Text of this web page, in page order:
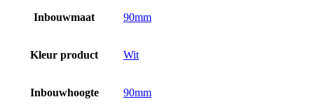
Inbouwmaat 90mm
Kleur product Wit
Inbouwhoogte 90mm